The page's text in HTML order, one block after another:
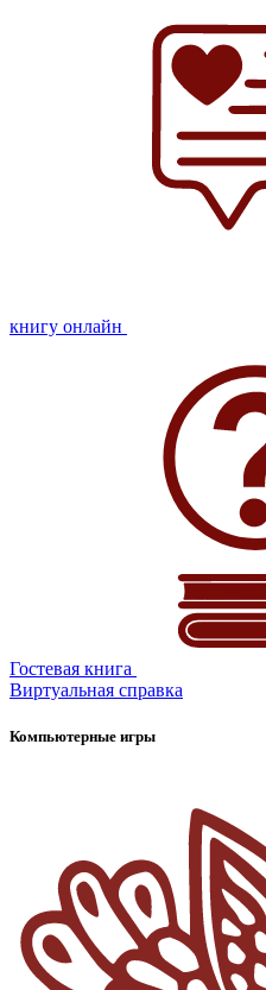
книгу онлайн
Гостевая книга
Виртуальная справка
Компьютерные игры